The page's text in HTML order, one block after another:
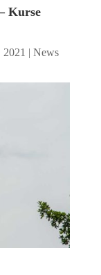
Kurse
| News